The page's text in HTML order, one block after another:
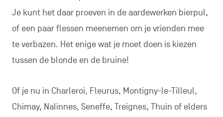
Je kunt het daar proeven in de aardewerken bierpul,
of een paar flessen meenemen om je vrienden mee
te verbazen. Het enige wat je moet doen is kiezen
tussen de blonde en de bruine!
Of je nu in Charleroi, Fleurus, Montigny-le-Tilleul,
Chimay, Nalinnes, Seneffe, Treignes, Thuin of elders